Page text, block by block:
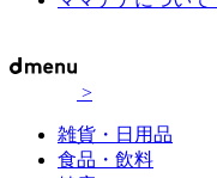
>
雑貨・日用品
食品・飲料